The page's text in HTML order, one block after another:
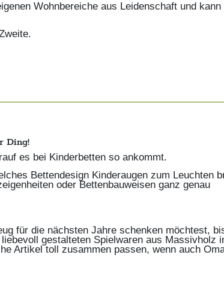
Wohnbereiche aus Leidenschaft und kann
Ding!
es bei Kinderbetten so ankommt.
Bettendesign Kinderaugen zum Leuchten
oder Bettenbauweisen ganz genau
für die nächsten Jahre schenken möchtest,
gestalteten Spielwaren aus Massivholz
Artikel toll zusammen passen, wenn auch